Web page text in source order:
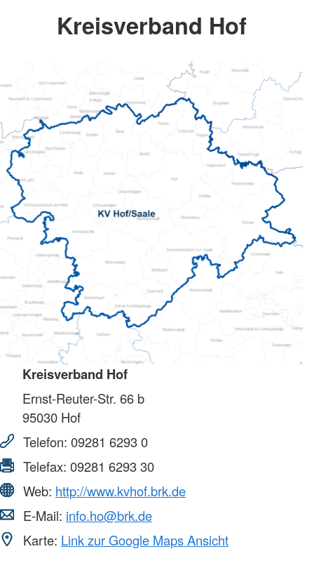
Kreisverband Hof
Kreisverband Hof
Ernst-Reuter-Str. 66 b
95030 Hof
Telefon: 09281 6293 0
Telefax: 09281 6293 30
Web: http://www.kvhof.brk.de
E-Mail: info.ho@brk.de
Karte: Link zur Google Maps Ansicht